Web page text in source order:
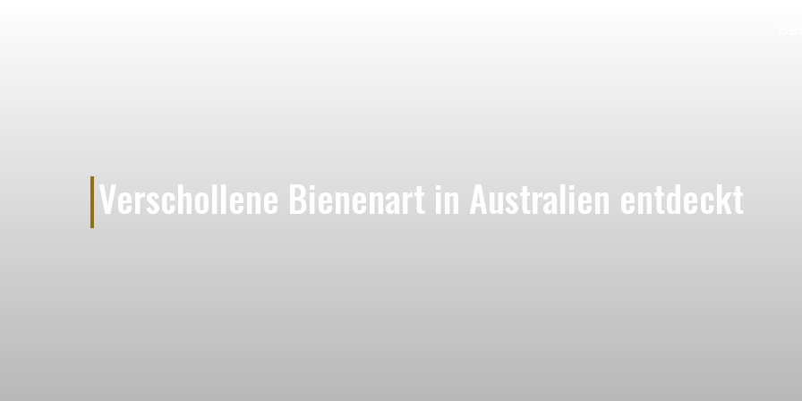
Verschollene Bienenart in Australien entdeckt